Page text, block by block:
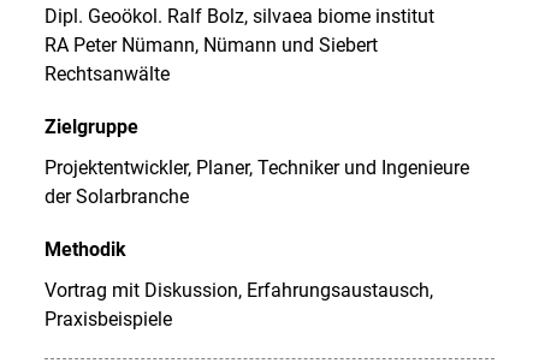
Dipl. Geoökol. Ralf Bolz, silvaea biome institut
RA Peter Nümann, Nümann und Siebert
Rechtsanwälte
Zielgruppe
Projektentwickler, Planer, Techniker und Ingenieure
der Solarbranche
Methodik
Vortrag mit Diskussion, Erfahrungsaustausch,
Praxisbeispiele